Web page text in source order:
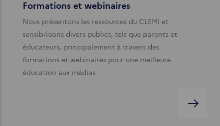
Formations et webinaires
Nous présentons les ressources du CLEMI et
sensibilisons divers publics, tels que parents et
éducateurs, principalement à travers des
formations et webinaires pour une meilleure
éducation aux médias.